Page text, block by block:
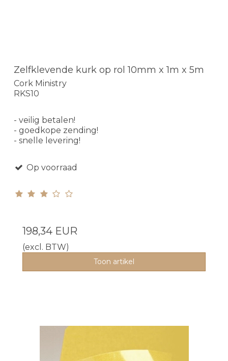
Zelfklevende kurk op rol 10mm x 1m x 5m
Cork Ministry
RKS10
- veilig betalen!
- goedkope zending!
- snelle levering!
Op voorraad
198,34 EUR
(excl. BTW)
Toon artikel